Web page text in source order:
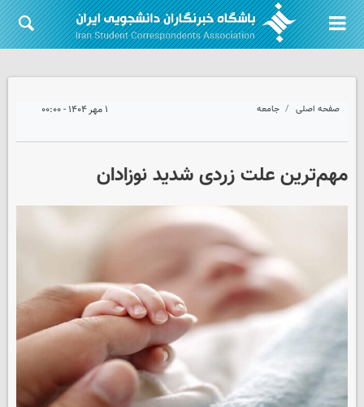
صفحه اصلی جامعه ۱ مهر ۱۴۰۴ - ۰۰:۰۰
مهم‌ترین علت زردی شدید نوزادان